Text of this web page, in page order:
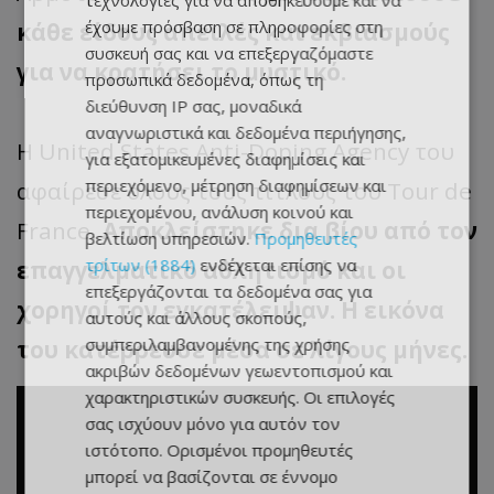
κάθε είδους απειλές και εκβιασμούς
για να κρατήσει το μυστικό.
Η United States Anti-Doping Agency του
αφαίρεσε όλους τους τίτλους του Tour de
France.Αποκλείστηκε δια βίου από τον
επαγγελματικό αθλητισμό και οι
χορηγοί τον εγκατέλειψαν. Η εικόνα
του κατέρρευσε μέσα σε λίγους μήνες.
έχουμε πρόσβαση σε πληροφορίες στη
συσκευή σας και να επεξεργαζόμαστε
προσωπικά δεδομένα, όπως τη
διεύθυνση IP σας, μοναδικά
αναγνωριστικά και δεδομένα περιήγησης,
για εξατομικευμένες διαφημίσεις και
περιεχόμενο, μέτρηση διαφημίσεων και
περιεχομένου, ανάλυση κοινού και
βελτίωση υπηρεσιών.Προμηθευτές
τρίτων (1884) ενδέχεται επίσης να
επεξεργάζονται τα δεδομένα σας για
αυτούς και άλλους σκοπούς,
συμπεριλαμβανομένης της χρήσης
ακριβών δεδομένων γεωεντοπισμού και
χαρακτηριστικών συσκευής. Οι επιλογές
σας ισχύουν μόνο για αυτόν τον
ιστότοπο. Ορισμένοι προμηθευτές
μπορεί να βασίζονται σε έννομο